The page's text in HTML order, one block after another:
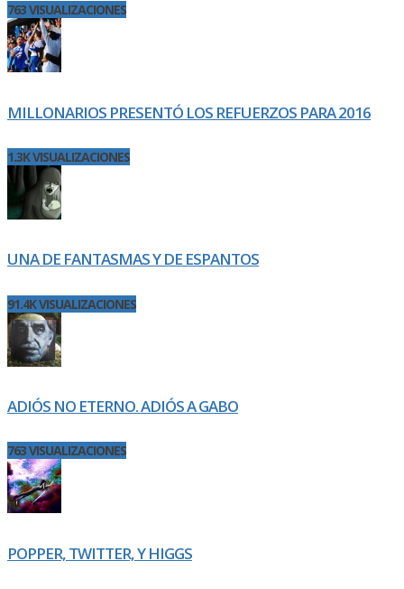
763 VISUALIZACIONES
MILLONARIOS PRESENTÓ LOS REFUERZOS PARA 2016
1.3K VISUALIZACIONES
UNA DE FANTASMAS Y DE ESPANTOS
91.4K VISUALIZACIONES
ADIÓS NO ETERNO. ADIÓS A GABO
763 VISUALIZACIONES
POPPER, TWITTER, Y HIGGS